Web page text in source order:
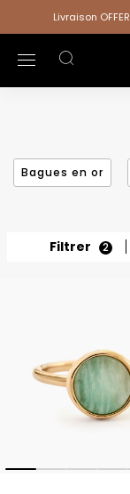
Livraison
Bagues en or
Filtrer 2